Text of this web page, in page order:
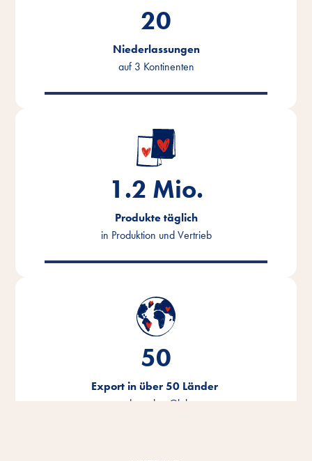
20
Niederlassungen
auf 3 Kontinenten
1.2 Mio.
Produkte täglich
in Produktion und Vertrieb
50
Export in über 50 Länder
rund um den Globus